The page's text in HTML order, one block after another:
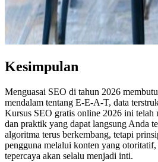
Kesimpulan
Menguasai SEO di tahun 2026
mendalam tentang E-E-A-T, data
Kursus SEO gratis online 2026 ini telah
dan praktik yang dapat langsung Anda
algoritma terus berkembang, tetapi
pengguna melalui konten yang otoritatif,
tepercaya akan selalu menjadi inti.